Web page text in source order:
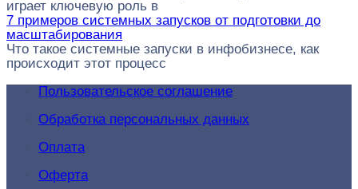
играет ключевую роль в
7 примеров системных запусков от подготовки до
масштабирования
Что такое системные запуски в инфобизнесе, как
происходит этот процесс
Пользовательское соглашение
Обработка персональных данных
Оплата
Оферта